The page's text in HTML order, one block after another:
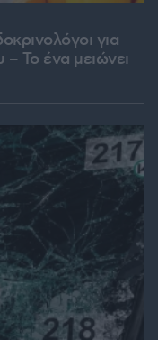
για
Το ένα μειώνει